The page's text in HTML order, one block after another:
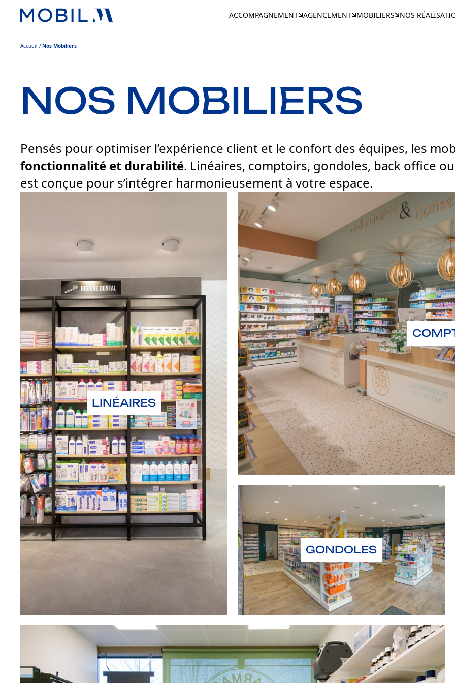
ACCOMPAGNEMENT AGENCEMENT MOBILIERS NOS
Accueil Nos Mobiliers
NOS MOBILIERS
Pensés pour optimiser l’expérience client et le confort des équipes, les
fonctionnalité et durabilité. Linéaires, comptoirs, gondoles, back office
est conçue pour s’intégrer harmonieusement à votre espace.
LINÉAIRES
GONDOLES